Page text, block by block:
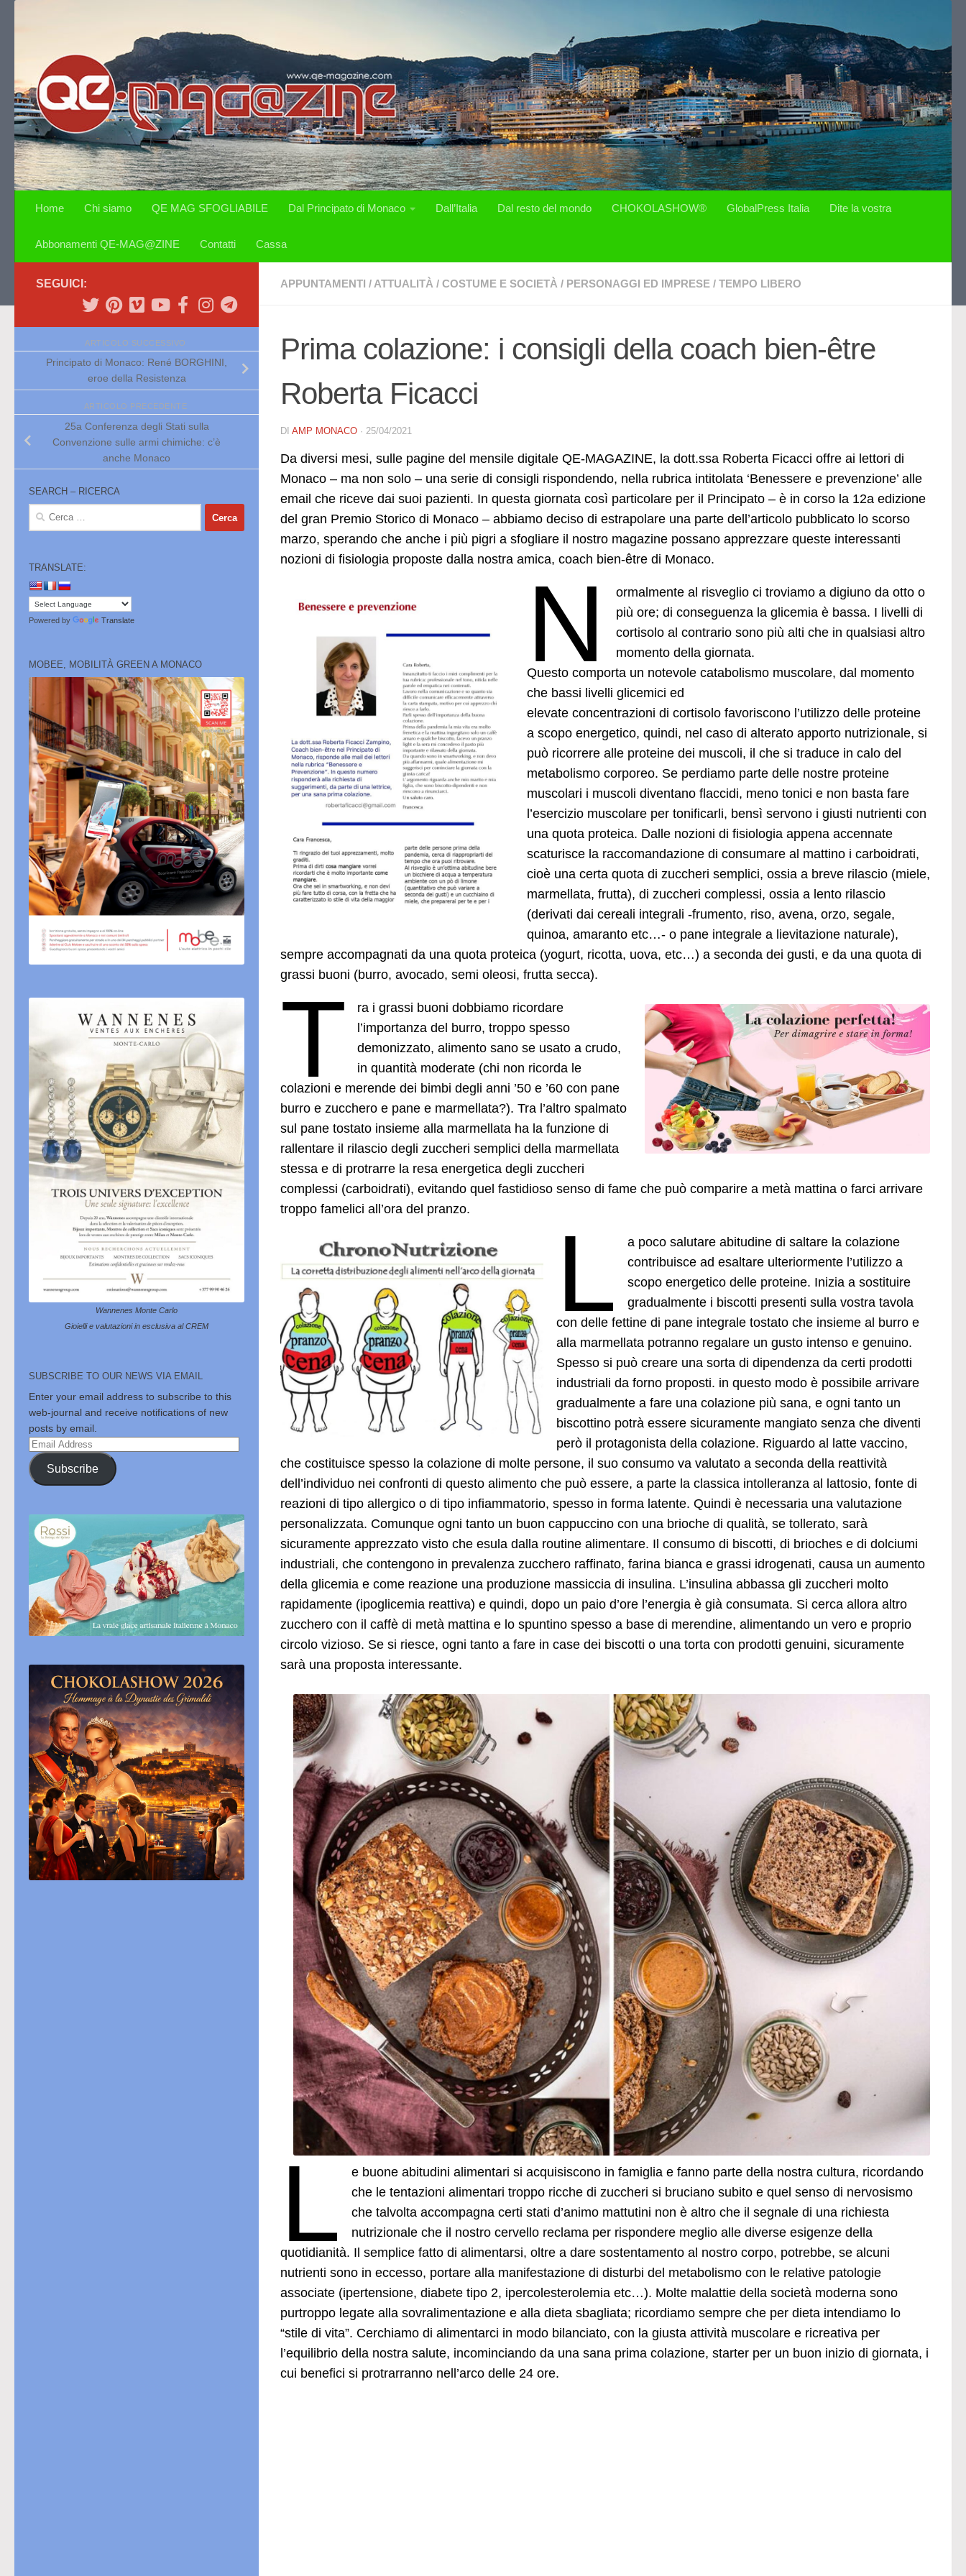
Home Chi siamo QE MAG SFOGLIABILE Dal Principato di Monaco Dall’Italia Dal resto del mondo CHOKOLASHOW® GlobalPress Italia Dite la vostra
Abbonamenti QE-MAG@ZINE Contatti Cassa
APPUNTAMENTI / ATTUALITÀ / COSTUME E SOCIETÀ / PERSONAGGI ED IMPRESE / TEMPO LIBERO
Prima colazione: i consigli della coach bien-être
Roberta Ficacci
DI AMP MONACO · 25/04/2021
Da diversi mesi, sulle pagine del mensile digitale QE-MAGAZINE, la dott.ssa Roberta Ficacci offre ai lettori di
Monaco – ma non solo – una serie di consigli rispondendo, nella rubrica intitolata ‘Benessere e prevenzione’ alle
email che riceve dai suoi pazienti. In questa giornata così particolare per il Principato – è in corso la 12a edizione
del gran Premio Storico di Monaco – abbiamo deciso di estrapolare una parte dell’articolo pubblicato lo scorso
marzo, sperando che anche i più pigri a sfogliare il nostro magazine possano apprezzare queste interessanti
nozioni di fisiologia proposte dalla nostra amica, coach bien-être di Monaco.
N
ormalmente al risveglio ci troviamo a digiuno da otto o
più ore; di conseguenza la glicemia è bassa. I livelli di
cortisolo al contrario sono più alti che in qualsiasi altro
momento della giornata.
Questo comporta un notevole catabolismo muscolare, dal momento
che bassi livelli glicemici ed
elevate concentrazioni di cortisolo favoriscono l’utilizzo delle proteine
a scopo energetico, quindi, nel caso di alterato apporto nutrizionale, si
può ricorrere alle proteine dei muscoli, il che si traduce in calo del
metabolismo corporeo. Se perdiamo parte delle nostre proteine
muscolari i muscoli diventano flaccidi, meno tonici e non basta fare
l’esercizio muscolare per tonificarli, bensì servono i giusti nutrienti con
una quota proteica. Dalle nozioni di fisiologia appena accennate
scaturisce la raccomandazione di consumare al mattino i carboidrati,
cioè una certa quota di zuccheri semplici, ossia a breve rilascio (miele,
marmellata, frutta), di zuccheri complessi, ossia a lento rilascio
(derivati dai cereali integrali -frumento, riso, avena, orzo, segale,
quinoa, amaranto etc…- o pane integrale a lievitazione naturale),
sempre accompagnati da una quota proteica (yogurt, ricotta, uova, etc…) a seconda dei gusti, e da una quota di
grassi buoni (burro, avocado, semi oleosi, frutta secca).
T
ra i grassi buoni dobbiamo ricordare
l’importanza del burro, troppo spesso
demonizzato, alimento sano se usato a crudo,
in quantità moderate (chi non ricorda le
colazioni e merende dei bimbi degli anni ’50 e ’60 con pane
burro e zucchero e pane e marmellata?). Tra l’altro spalmato
sul pane tostato insieme alla marmellata ha la funzione di
rallentare il rilascio degli zuccheri semplici della marmellata
stessa e di protrarre la resa energetica degli zuccheri
complessi (carboidrati), evitando quel fastidioso senso di fame che può comparire a metà mattina o farci arrivare
troppo famelici all’ora del pranzo.
L
a poco salutare abitudine di saltare la colazione
contribuisce ad esaltare ulteriormente l’utilizzo a
scopo energetico delle proteine. Inizia a sostituire
gradualmente i biscotti presenti sulla vostra tavola
con delle fettine di pane integrale tostato che insieme al burro e
alla marmellata potranno regalare un gusto intenso e genuino.
Spesso si può creare una sorta di dipendenza da certi prodotti
industriali da forno proposti. in questo modo è possibile arrivare
gradualmente a fare una colazione più sana, e ogni tanto un
biscottino potrà essere sicuramente mangiato senza che diventi
però il protagonista della colazione. Riguardo al latte vaccino,
che costituisce spesso la colazione di molte persone, il suo consumo va valutato a seconda della reattività
dell’individuo nei confronti di questo alimento che può essere, a parte la classica intolleranza al lattosio, fonte di
reazioni di tipo allergico o di tipo infiammatorio, spesso in forma latente. Quindi è necessaria una valutazione
personalizzata. Comunque ogni tanto un buon cappuccino con una brioche di qualità, se tollerato, sarà
sicuramente apprezzato visto che esula dalla routine alimentare. Il consumo di biscotti, di brioches e di dolciumi
industriali, che contengono in prevalenza zucchero raffinato, farina bianca e grassi idrogenati, causa un aumento
della glicemia e come reazione una produzione massiccia di insulina. L’insulina abbassa gli zuccheri molto
rapidamente (ipoglicemia reattiva) e quindi, dopo un paio d’ore l’energia è già consumata. Si cerca allora altro
zucchero con il caffè di metà mattina e lo spuntino spesso a base di merendine, alimentando un vero e proprio
circolo vizioso. Se si riesce, ogni tanto a fare in case dei biscotti o una torta con prodotti genuini, sicuramente
sarà una proposta interessante.
L
e buone abitudini alimentari si acquisiscono in famiglia e fanno parte della nostra cultura, ricordando
che le tentazioni alimentari troppo ricche di zuccheri si bruciano subito e quel senso di nervosismo
che talvolta accompagna certi stati d’animo mattutini non è altro che il segnale di una richiesta
nutrizionale che il nostro cervello reclama per rispondere meglio alle diverse esigenze della
quotidianità. Il semplice fatto di alimentarsi, oltre a dare sostentamento al nostro corpo, potrebbe, se alcuni
nutrienti sono in eccesso, portare alla manifestazione di disturbi del metabolismo con le relative patologie
associate (ipertensione, diabete tipo 2, ipercolesterolemia etc…). Molte malattie della società moderna sono
purtroppo legate alla sovralimentazione e alla dieta sbagliata; ricordiamo sempre che per dieta intendiamo lo
“stile di vita”. Cerchiamo di alimentarci in modo bilanciato, con la giusta attività muscolare e ricreativa per
l’equilibrio della nostra salute, incominciando da una sana prima colazione, starter per un buon inizio di giornata, i
cui benefici si protrarranno nell’arco delle 24 ore.
SEGUICI:
ARTICOLO SUCCESSIVO
Principato di Monaco: René BORGHINI,
eroe della Resistenza
ARTICOLO PRECEDENTE
25a Conferenza degli Stati sulla
Convenzione sulle armi chimiche: c’è
anche Monaco
SEARCH – RICERCA
Ricerca
TRANSLATE:
Powered by Translate
MOBEE, MOBILITÀ GREEN A MONACO
Wannenes Monte Carlo
Gioielli e valutazioni in esclusiva al CREM
SUBSCRIBE TO OUR NEWS VIA EMAIL
Enter your email address to subscribe to this
web-journal and receive notifications of new
posts by email.
Email
Address
Subscribe